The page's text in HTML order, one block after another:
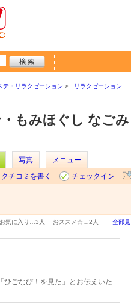
テ・リラクゼーション リラクゼーション
もみほぐし なごみ
写真
メニュー
クチコミを書く
チェックイン
お気に入り… 3人 おススメ☆… 2人 全部
ごなび！を見た」とお伝えいた